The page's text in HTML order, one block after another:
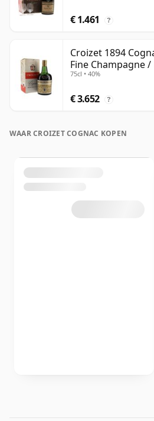
€ 1.461 ?
Croizet 1894
Fine Champagne
75cl • 40%
€ 3.652 ?
WAAR CROIZET COGNAC KOPEN